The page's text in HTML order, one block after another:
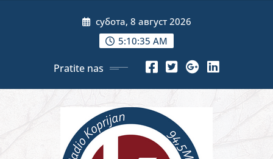
субота, 8 август 2026
5:10:36 AM
Pratite nas